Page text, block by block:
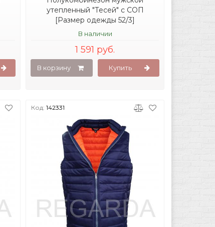
утепленный "Тесей" с СОП
[Размер одежды 52/3]
В наличии
1 591 руб.
В корзину Купить
Код:142331